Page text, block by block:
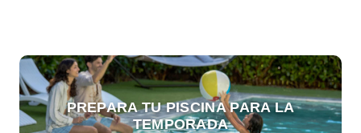
PREPARA TU PISCINA PARA LA
TEMPORADA